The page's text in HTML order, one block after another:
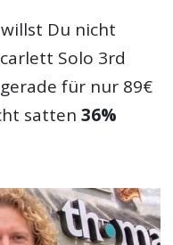
willst Du nicht
Solo 3rd
für nur 89€
satten36%